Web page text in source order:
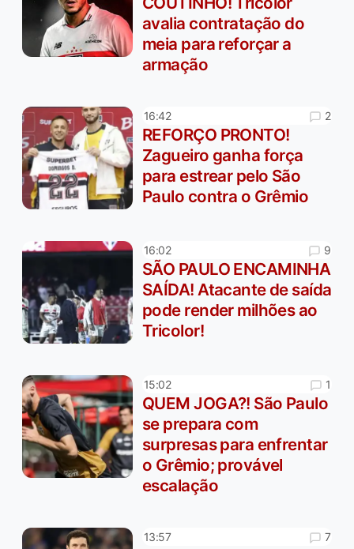
avalia contratação do
meia para reforçar a
armação
16:42 2
REFORÇO PRONTO!
Zagueiro ganha força
para estrear pelo São
Paulo contra o Grêmio
16:02 9
SÃO PAULO ENCAMINHA
SAÍDA! Atacante de saída
pode render milhões ao
Tricolor!
15:02 1
QUEM JOGA?! São Paulo
se prepara com
surpresas para enfrentar
o Grêmio; provável
escalação
13:57 7